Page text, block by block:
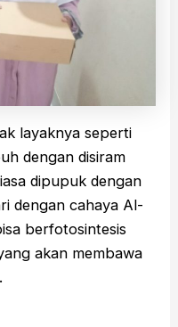
layaknya seperti
dengan disiram
dipupuk dengan
dengan cahaya Al-
berfotosintesis
akan membawa